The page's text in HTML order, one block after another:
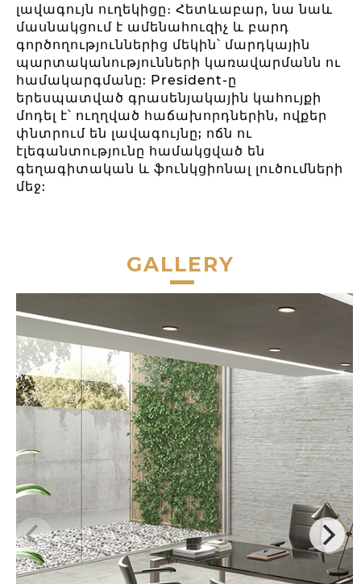
լավագույն ուղեկիցը։ Հետևաբար, նա նաև
մասնակցում է ամենահուզիչ և բարդ
գործողություններից մեկին՝ մարդկային
պարտականությունների կառավարմանն ու
համակարգմանը: President-ը
երեսպատված գրասենյակային կահույքի
մոդել է՝ ուղղված հաճախորդներին, ովքեր
փնտրում են լավագույնը; ոճն ու
էլեգանտությունը համակցված են
գեղագիտական ​​և ֆունկցիոնալ լուծումների
մեջ:
GALLERY